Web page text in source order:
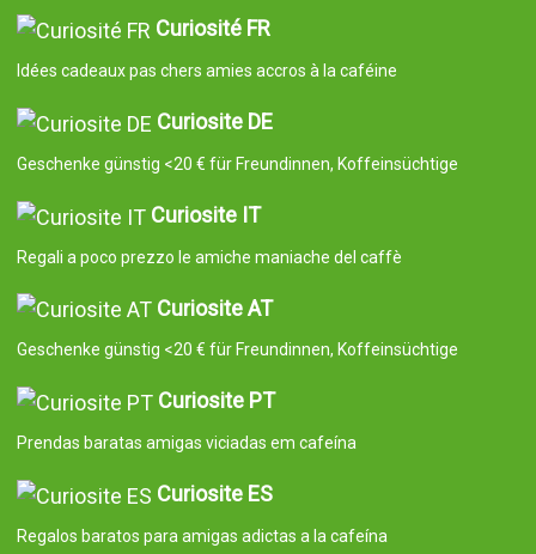
Curiosité FR
Idées cadeaux pas chers amies accros à la caféine
Curiosite DE
Geschenke günstig <20 € für Freundinnen, Koffeinsüchtige
Curiosite IT
Regali a poco prezzo le amiche maniache del caffè
Curiosite AT
Geschenke günstig <20 € für Freundinnen, Koffeinsüchtige
Curiosite PT
Prendas baratas amigas viciadas em cafeína
Curiosite ES
Regalos baratos para amigas adictas a la cafeína